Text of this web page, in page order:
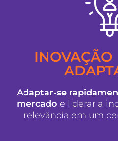
INOVAÇÃO
Adaptar-se
mercado e liderar a
relevância em um